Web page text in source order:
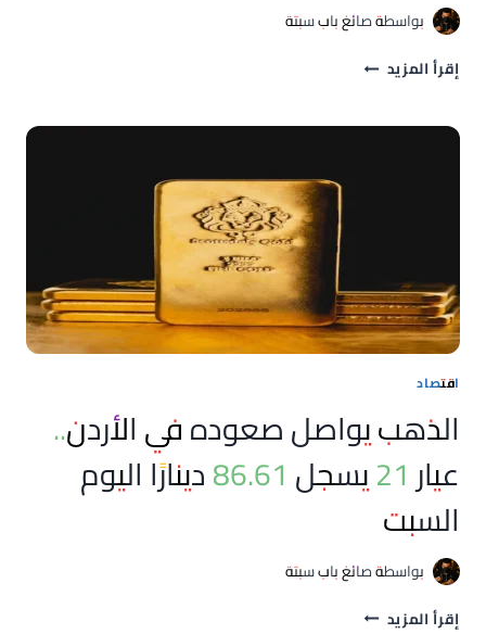
بواسطةصائغ باب سبتة
إقرأ المزيد بعد
جنيه..
وعيار
21
عند
6080
اقتصاد
الذهب يواصل صعوده في الأردن..
عيار 21 يسجل 86.61 دينارًا اليوم
السبت
بواسطةصائغ باب سبتة
إقرأ المزيد الذهب